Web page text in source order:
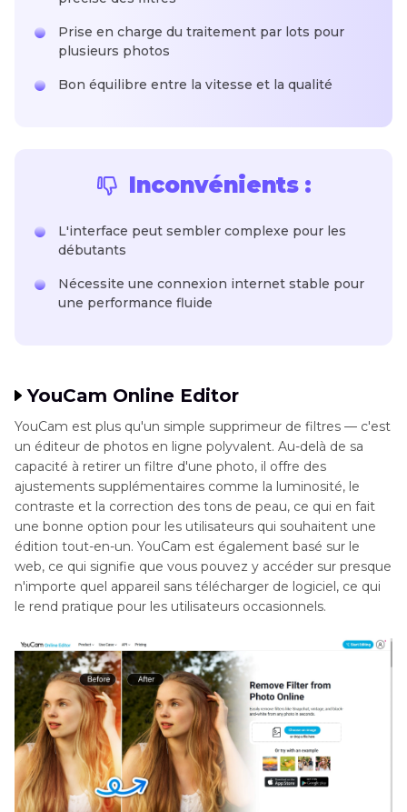
Prise en charge du traitement par lots pour
plusieurs photos
Bon équilibre entre la vitesse et la qualité
Inconvénients :
L'interface peut sembler complexe pour les
débutants
Nécessite une connexion internet stable pour
une performance fluide
YouCam Online Editor
YouCam est plus qu'un simple supprimeur de filtres — c'est
un éditeur de photos en ligne polyvalent. Au-delà de sa
capacité à retirer un filtre d'une photo, il offre des
ajustements supplémentaires comme la luminosité, le
contraste et la correction des tons de peau, ce qui en fait
une bonne option pour les utilisateurs qui souhaitent une
édition tout-en-un. YouCam est également basé sur le
web, ce qui signifie que vous pouvez y accéder sur presque
n'importe quel appareil sans télécharger de logiciel, ce qui
le rend pratique pour les utilisateurs occasionnels.